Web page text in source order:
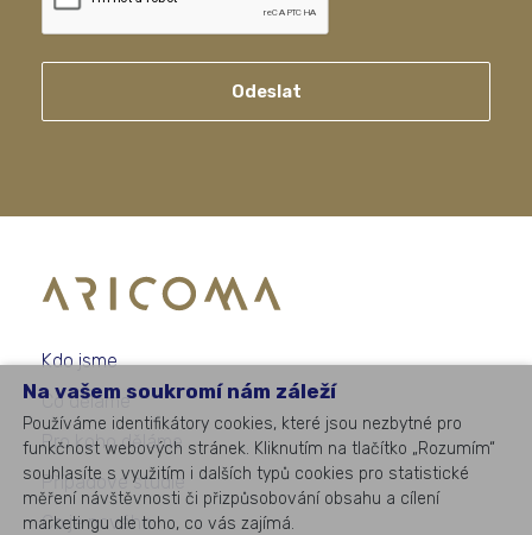
Odeslat
Na vašem soukromí nám záleží
Používáme identifikátory cookies, které jsou nezbytné pro
funkčnost webových stránek. Kliknutím na tlačítko „Rozumím“
souhlasíte s využitím i dalších typů cookies pro statistické
měření návštěvnosti či přizpůsobování obsahu a cílení
marketingu dle toho, co vás zajímá.
Kdo jsme
Co děláme
Pro koho děláme
Případové studie
Co je nového